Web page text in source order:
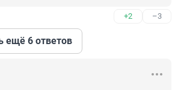
+2 –3
ещё 6 ответов